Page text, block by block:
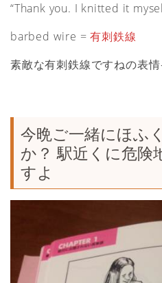
“Thank you. I knitted it
barbed wire =有刺鉄線
素敵な有刺鉄線ですねの表
今晩ご一緒にほふ
か？ 駅近くに危険
すよ